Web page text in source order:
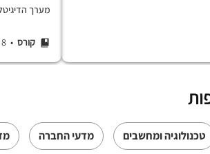
מערך
קורס • 8 שעות
טכנולוגיה ומחשבים מדעי החברה